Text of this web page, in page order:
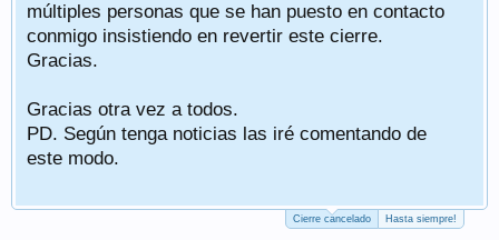
múltiples personas que se han puesto en contacto
conmigo insistiendo en revertir este cierre.
Gracias.
Gracias otra vez a todos.
PD. Según tenga noticias las iré comentando de
este modo.
Cierre cancelado Hasta siempre!